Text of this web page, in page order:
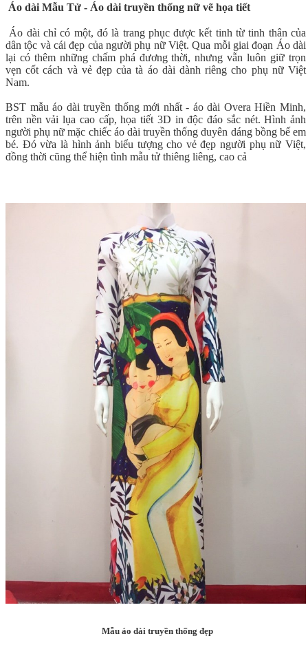
Áo dài Mẫu Tử - Áo dài truyền thống nữ vẽ họa tiết
Áo dài chỉ có một, đó là trang phục được kết tinh từ tinh thân của
dân tộc và cái đẹp của người phụ nữ Việt. Qua mỗi giai đoạn Áo dài
lại có thêm những chấm phá đương thời, nhưng vẫn luôn giữ trọn
vẹn cốt cách và vẻ đẹp của tà áo dài dành riêng cho phụ nữ Việt
Nam.
BST mẫu áo dài truyền thống mới nhất - áo dài Overa Hiền Minh,
trên nền vải lụa cao cấp, họa tiết 3D in độc đáo sắc nét. Hình ảnh
người phụ nữ mặc chiếc áo dài truyền thống duyên dáng bồng bế em
bé. Đó vừa là hình ảnh biểu tượng cho vẻ đẹp người phụ nữ Việt,
đồng thời cũng thể hiện tình mẫu tử thiêng liêng, cao cả
Mẫu áo dài truyền thống đẹp